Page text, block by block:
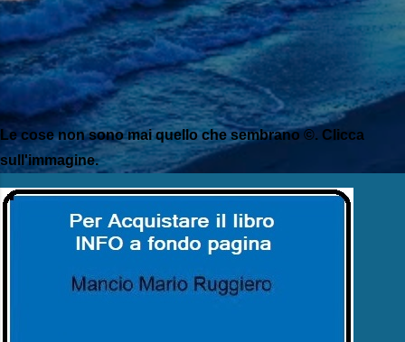
Le cose non sono mai quello che sembrano ©. Clicca
sull'immagine.